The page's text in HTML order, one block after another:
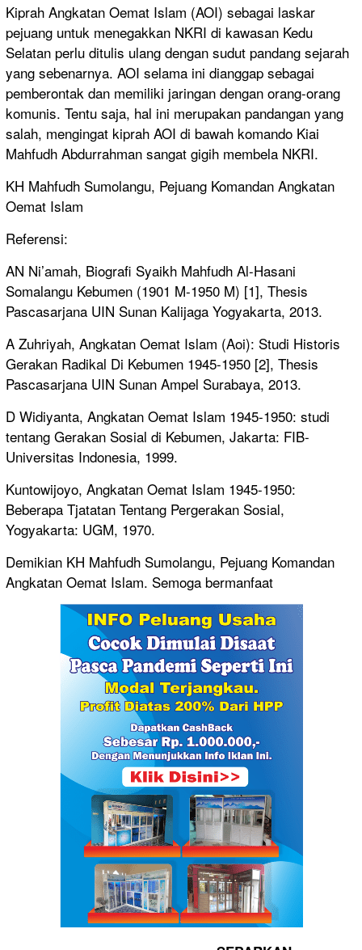
Kiprah Angkatan Oemat Islam (AOI) sebagai laskar
pejuang untuk menegakkan NKRI di kawasan Kedu
Selatan perlu ditulis ulang dengan sudut pandang sejarah
yang sebenarnya. AOI selama ini dianggap sebagai
pemberontak dan memiliki jaringan dengan orang-orang
komunis. Tentu saja, hal ini merupakan pandangan yang
salah, mengingat kiprah AOI di bawah komando Kiai
Mahfudh Abdurrahman sangat gigih membela NKRI.
KH Mahfudh Sumolangu, Pejuang Komandan Angkatan
Oemat Islam
Referensi:
AN Ni’amah, Biografi Syaikh Mahfudh Al-Hasani
Somalangu Kebumen (1901 M-1950 M) [1], Thesis
Pascasarjana UIN Sunan Kalijaga Yogyakarta, 2013.
A Zuhriyah, Angkatan Oemat Islam (Aoi): Studi Historis
Gerakan Radikal Di Kebumen 1945-1950 [2], Thesis
Pascasarjana UIN Sunan Ampel Surabaya, 2013.
D Widiyanta, Angkatan Oemat Islam 1945-1950: studi
tentang Gerakan Sosial di Kebumen, Jakarta: FIB-
Universitas Indonesia, 1999.
Kuntowijoyo, Angkatan Oemat Islam 1945-1950:
Beberapa Tjatatan Tentang Pergerakan Sosial,
Yogyakarta: UGM, 1970.
Demikian KH Mahfudh Sumolangu, Pejuang Komandan
Angkatan Oemat Islam. Semoga bermanfaat